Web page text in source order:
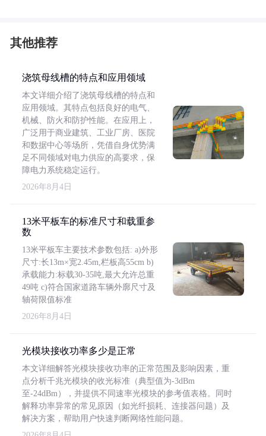
其他推荐
浇筑母线槽的特点和应用领域
本文详细介绍了浇筑母线槽的特点和
应用领域。其特点包括良好的电气、
机械、防火和防护性能。在应用上，
广泛用于商业建筑、工业厂房、医院
和数据中心等场所，凭借自身优势满
足不同领域对电力供应的高要求，保
障电力系统稳定运行。
2026年8月4日
13米平板车的标准尺寸和载重参
数
13米平板车主要技术参数包括: a)外形
尺寸:长13m×宽2.45m,栏板高55cm b)
承载能力:标载30-35吨,最大允许总重
49吨 c)符合国家道路车辆外廓尺寸及
轴荷限值标准
2026年8月4日
光模块接收功率多少是正常
本文详细解答光模块接收功率的正常范围及影响因素，重
点分析千兆光模块的收光标准（典型值为-3dBm
至-24dBm），并提供不同速率光模块的参考值表格。同时
解释功率异常的常见原因（如光纤损耗、连接器问题）及
解决方案，帮助用户快速判断网络性能问题。